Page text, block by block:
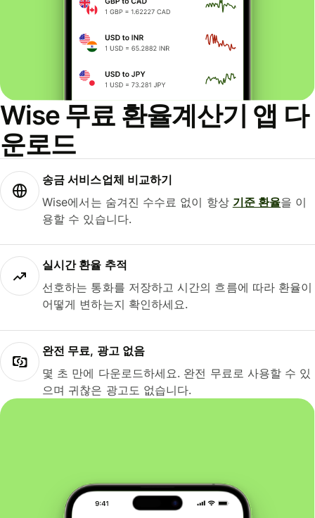
Wise 무료 환율계산기 앱 다
운로드
송금 서비스업체 비교하기
Wise에서는 숨겨진 수수료 없이 항상 기준 환율을 이
용할 수 있습니다.
실시간 환율 추적
선호하는 통화를 저장하고 시간의 흐름에 따라 환율이
어떻게 변하는지 확인하세요.
완전 무료, 광고 없음
몇 초 만에 다운로드하세요. 완전 무료로 사용할 수 있
으며 귀찮은 광고도 없습니다.